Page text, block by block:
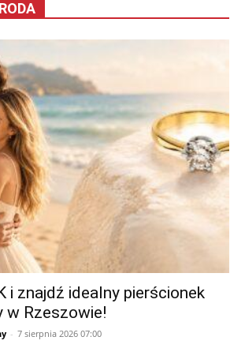
i znajdź idealny pierścionek
w Rzeszowie!
- 7 sierpnia 2026 07:00